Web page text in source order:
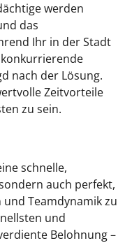
werden
das
Ihr in der Stadt
nach der Lösung.
Zeitvorteile
zu sein.
schnelle,
auch perfekt,
Teamdynamik zu
und
Belohnung –